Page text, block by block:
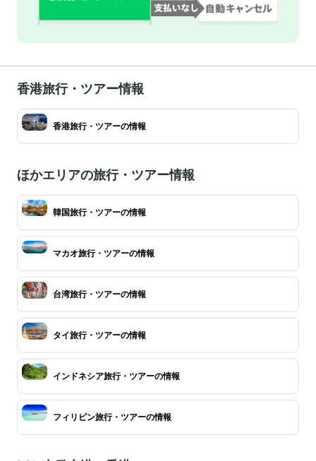
香港旅行・ツアー情報
香港旅行・ツアーの情報
ほかエリアの旅行・ツアー情報
韓国旅行・ツアーの情報
マカオ旅行・ツアーの情報
台湾旅行・ツアーの情報
タイ旅行・ツアーの情報
インドネシア旅行・ツアーの情報
フィリピン旅行・ツアーの情報